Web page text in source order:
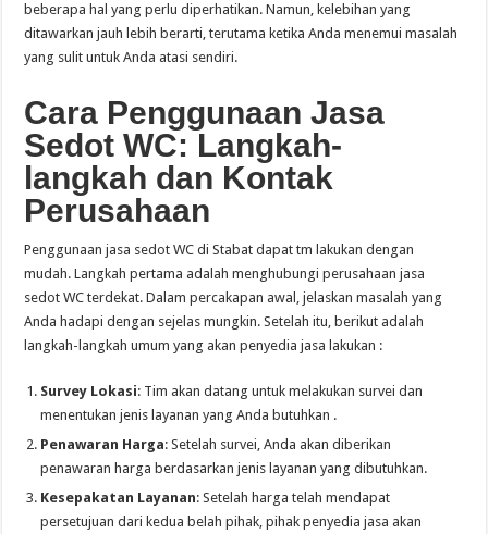
beberapa hal yang perlu diperhatikan. Namun, kelebihan yang
ditawarkan jauh lebih berarti, terutama ketika Anda menemui masalah
yang sulit untuk Anda atasi sendiri.
Cara Penggunaan Jasa
Sedot WC: Langkah-
langkah dan Kontak
Perusahaan
Penggunaan jasa sedot WC di Stabat dapat tm lakukan dengan
mudah. Langkah pertama adalah menghubungi perusahaan jasa
sedot WC terdekat. Dalam percakapan awal, jelaskan masalah yang
Anda hadapi dengan sejelas mungkin. Setelah itu, berikut adalah
langkah-langkah umum yang akan penyedia jasa lakukan :
Survey Lokasi: Tim akan datang untuk melakukan survei dan
menentukan jenis layanan yang Anda butuhkan .
Penawaran Harga: Setelah survei, Anda akan diberikan
penawaran harga berdasarkan jenis layanan yang dibutuhkan.
Kesepakatan Layanan: Setelah harga telah mendapat
persetujuan dari kedua belah pihak, pihak penyedia jasa akan